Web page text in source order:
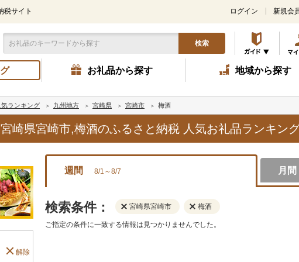
税サイト ログイン 新規会
検索
お礼品から探す 地域から探す
気ランキング 九州地方 宮崎県 宮崎市 梅酒
宮崎県宮崎市,梅酒のふるさと納税 人気お礼品ランキング
解除
週間 8/1～8/7 月間
検索条件： 宮崎県宮崎市 梅酒
ご指定の条件に一致する情報は見つかりませんでした。